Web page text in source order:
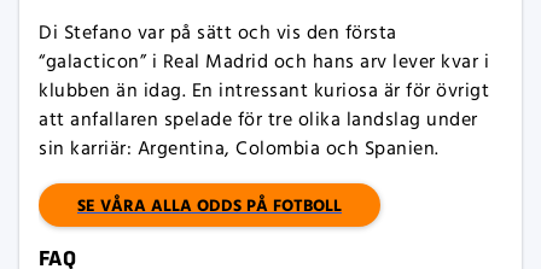
Di Stefano var på sätt och vis den första
“galacticon” i Real Madrid och hans arv lever kvar i
klubben än idag. En intressant kuriosa är för övrigt
att anfallaren spelade för tre olika landslag under
sin karriär: Argentina, Colombia och Spanien.
SE VÅRA ALLA ODDS PÅ FOTBOLL
FAQ